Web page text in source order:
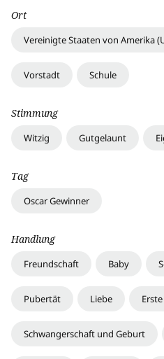
Ort
Vereinigte Staaten von Amerika
Vorstadt Schule
Stimmung
Witzig Gutgelaunt
Tag
Oscar Gewinner
Handlung
Freundschaft Baby
Pubertät Liebe
Schwangerschaft und Geburt